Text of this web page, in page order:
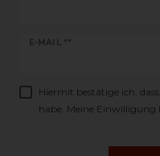
E-MAIL **
Newsletter
Hiermit bestätige ich,
habe. Meine Einwilligung